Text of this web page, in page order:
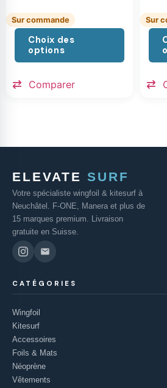
Sur commande
Choix des
options
Comparer
Sur
ELEVATE SURF
Votre spécialiste wingfoil & kitesurf à
Neuchâtel. F-ONE, Manera et plus de
15 marques premium. Livraison
gratuite en Suisse.
CATÉGORIES
Wingfoil
Kitesurf
Accessoires
Foils & Mats
Néoprène
Vêtements